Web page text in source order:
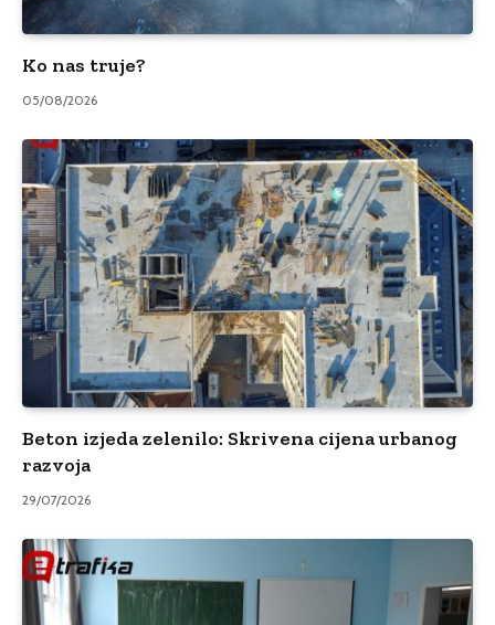
Ko nas truje?
05/08/2026
Beton izjeda zelenilo: Skrivena cijena urbanog
razvoja
29/07/2026